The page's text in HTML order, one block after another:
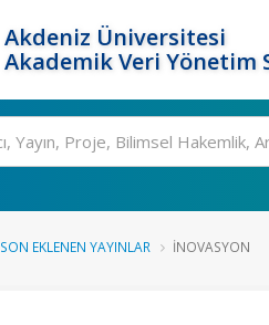
Akdeniz Üniversitesi
Akademik Veri Yönetim
SON EKLENEN YAYINLAR İNOVASYON